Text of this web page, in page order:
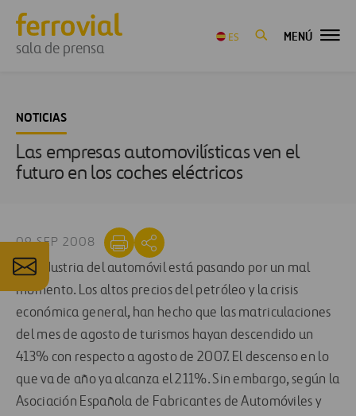
sala de prensa
ES MENÚ
NOTICIAS
Las empresas automovilísticas ven el
futuro en los coches eléctricos
09 SEP 2008
La industria del automóvil está pasando por un mal
momento. Los altos precios del petróleo y la crisis
económica general, han hecho que las matriculaciones
del mes de agosto de turismos hayan descendido un
413% con respecto a agosto de 2007. El descenso en lo
que va de año ya alcanza el 211%. Sin embargo, según la
Asociación Española de Fabricantes de Automóviles y